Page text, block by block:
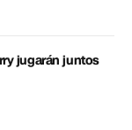
jugarán juntos